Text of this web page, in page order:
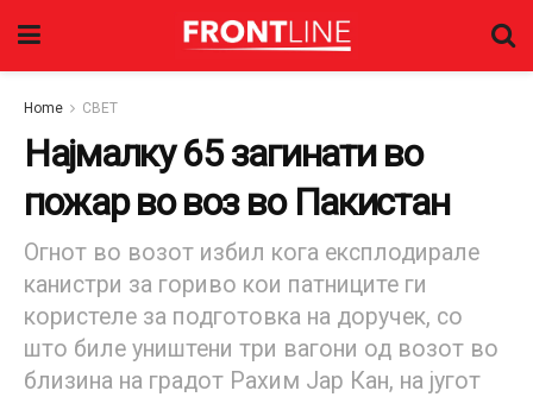
Home СВЕТ
Најмалку 65 загинати во
пожар во воз во Пакистан
Огнот во возот избил кога експлодирале
канистри за гориво кои патниците ги
користеле за подготовка на доручек, со
што биле уништени три вагони од возот во
близина на градот Рахим Јар Кан, на југот